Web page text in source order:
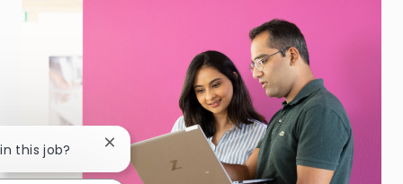
this job? Close chatbot notification